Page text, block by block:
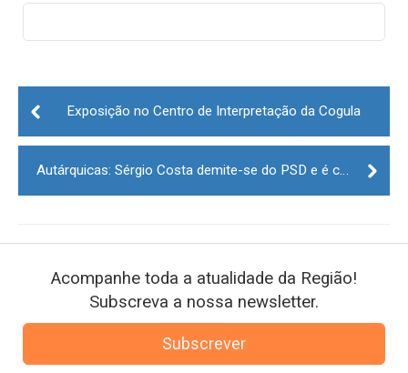
Post
navigationExposição no Centro de Interpretação da Cogula
Autárquicas: Sérgio Costa demite-se do PSD e é candidato independente à Câmara da Guarda
Acompanhe toda a atualidade da Região!
Subscreva a nossa newsletter.
Subscrever